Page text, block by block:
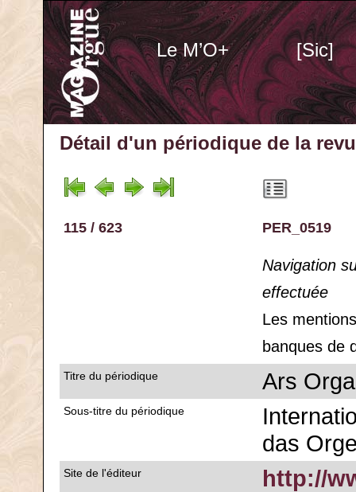
Le M’O+ [Sic]
Détail d'un périodique de la
115 / 623 PER_0519
Navigation
effectuée
Les
banques de
Titre du périodique Ars
Sous-titre du périodique
das
Site de l'éditeur http://